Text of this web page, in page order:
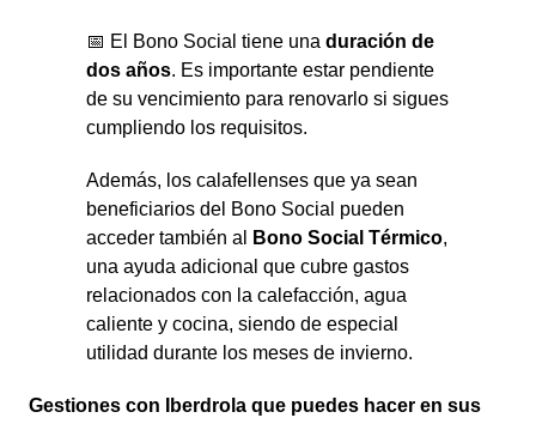
📅 El Bono Social tiene una duración de
dos años. Es importante estar pendiente
de su vencimiento para renovarlo si sigues
cumpliendo los requisitos.
Además, los calafellenses que ya sean
beneficiarios del Bono Social pueden
acceder también al
Bono Social Térmico,
una ayuda adicional que cubre gastos
relacionados con la calefacción, agua
caliente y cocina, siendo de especial
utilidad durante los meses de invierno.
Gestiones con Iberdrola que puedes hacer en sus